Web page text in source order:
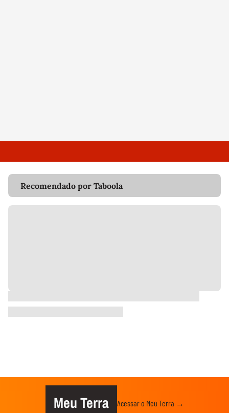
Recomendado por Taboola
Meu Terra Acessar o Meu Terra →